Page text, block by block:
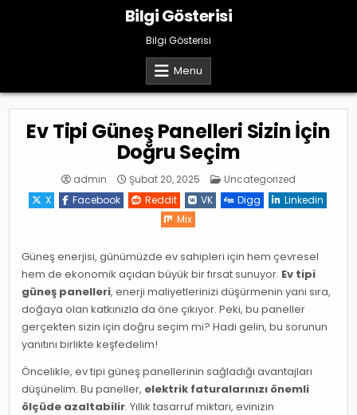
Bilgi Gösterisi
Bilgi Gösterisi
Menu
Ev Tipi Güneş Panelleri Sizin İçin
Doğru Seçim
admin Şubat 20, 2025 Posted
Uncategorized
X
Facebook Reddit VK Digg
Linkedin
Mix
Güneş enerjisi, günümüzde ev sahipleri için hem çevresel
hem de ekonomik açıdan büyük bir fırsat sunuyor. Ev tipi
güneş panelleri, enerji maliyetlerinizi düşürmenin yanı sıra,
doğaya olan katkınızla da öne çıkıyor. Peki, bu paneller
gerçekten sizin için doğru seçim mi? Hadi gelin, bu sorunun
yanıtını birlikte keşfedelim!
Öncelikle, ev tipi güneş panellerinin sağladığı avantajları
düşünelim. Bu paneller, elektrik faturalarınızı önemli
ölçüde azaltabilir. Yıllık tasarruf miktarı, evinizin